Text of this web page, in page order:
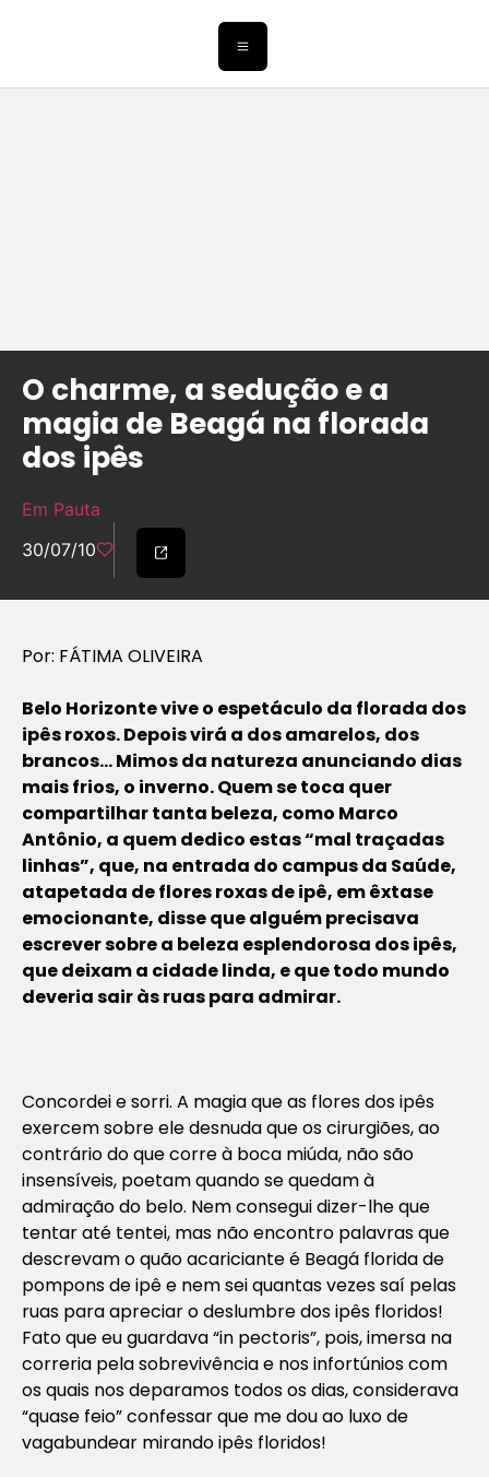
O charme, a sedução e a
magia de Beagá na florada
dos ipês
Em Pauta
30/07/10
Por: FÁTIMA OLIVEIRA
Belo Horizonte vive o espetáculo da florada dos
ipês roxos. Depois virá a dos amarelos, dos
brancos… Mimos da natureza anunciando dias
mais frios, o inverno. Quem se toca quer
compartilhar tanta beleza, como Marco
Antônio, a quem dedico estas “mal traçadas
linhas”, que, na entrada do campus da Saúde,
atapetada de flores roxas de ipê, em êxtase
emocionante, disse que alguém precisava
escrever sobre a beleza esplendorosa dos ipês,
que deixam a cidade linda, e que todo mundo
deveria sair às ruas para admirar.
Concordei e sorri. A magia que as flores dos ipês
exercem sobre ele desnuda que os cirurgiões, ao
contrário do que corre à boca miúda, não são
insensíveis, poetam quando se quedam à
admiração do belo. Nem consegui dizer-lhe que
tentar até tentei, mas não encontro palavras que
descrevam o quão acariciante é Beagá florida de
pompons de ipê e nem sei quantas vezes saí pelas
ruas para apreciar o deslumbre dos ipês floridos!
Fato que eu guardava “in pectoris”, pois, imersa na
correria pela sobrevivência e nos infortúnios com
os quais nos deparamos todos os dias, considerava
“quase feio” confessar que me dou ao luxo de
vagabundear mirando ipês floridos!